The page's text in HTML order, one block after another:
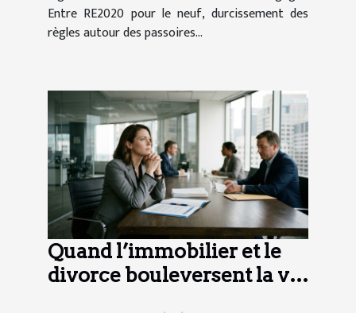
Entre RE2020 pour le neuf, durcissement des
règles autour des passoires...
Quand l’immobilier et le
divorce bouleversent la vie